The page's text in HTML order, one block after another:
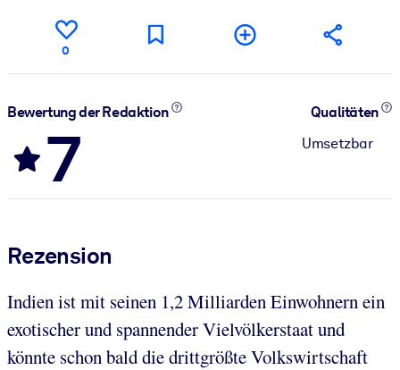
0
Bewertung der Redaktion
7
Qualitäten
Umsetzbar
Rezension
Indien ist mit seinen 1,2 Milliarden Einwohnern ein
exotischer und spannender Vielvölkerstaat und
könnte schon bald die drittgrößte Volkswirtschaft